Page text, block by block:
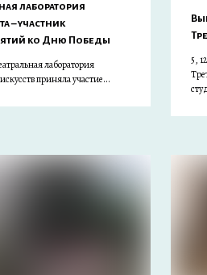
лаборатория
– участник
ко Дню Победы
лаборатория
приняла участие...
5,